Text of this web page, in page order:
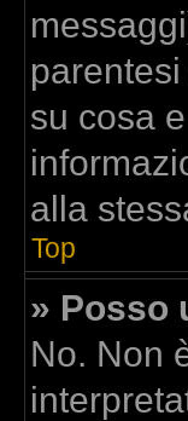
su cosa
alla
Top
» Posso
No. Non